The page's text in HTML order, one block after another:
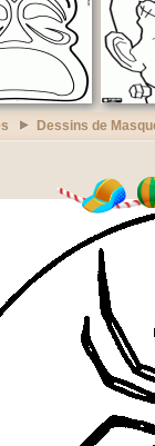
Dessins de